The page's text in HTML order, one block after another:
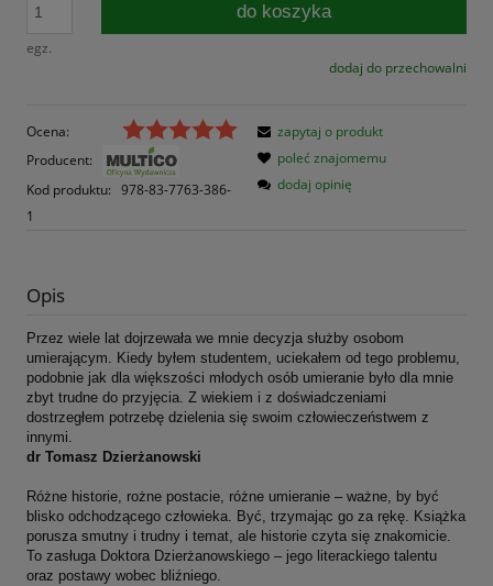
egz.
do koszyka
dodaj do przechowalni
Ocena:
Producent:
Kod produktu: 978-83-7763-386-
1
zapytaj o produkt
poleć znajomemu
dodaj opinię
Opis
Przez wiele lat dojrzewała we mnie decyzja służby osobom
umierającym. Kiedy byłem studentem, uciekałem od tego problemu,
podobnie jak dla większości młodych osób umieranie było dla mnie
zbyt trudne do przyjęcia. Z wiekiem i z doświadczeniami
dostrzegłem potrzebę dzielenia się swoim człowieczeństwem z
innymi.
dr Tomasz Dzierżanowski
Różne historie, rożne postacie, różne umieranie – ważne, by być
blisko odchodzącego człowieka. Być, trzymając go za rękę. Książka
porusza smutny i trudny i temat, ale historie czyta się znakomicie.
To zasługa Doktora Dzierżanowskiego – jego literackiego talentu
oraz postawy wobec bliźniego.